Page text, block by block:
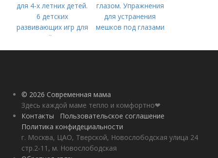
для 4-х летних детей.
6 детских
развивающих игр для
детей 4 лет
глазом. Упражнения
для устранения
мешков под глазами
© 2026 Современная мама
Здесь каждой маме тепло и комфортно❤
Контакты
Пользовательское соглашение
Политика конфидециальности
г. Москва, ЦАО, Тверской, Новослободская улица 24
стр.2-11, м. Новослободская